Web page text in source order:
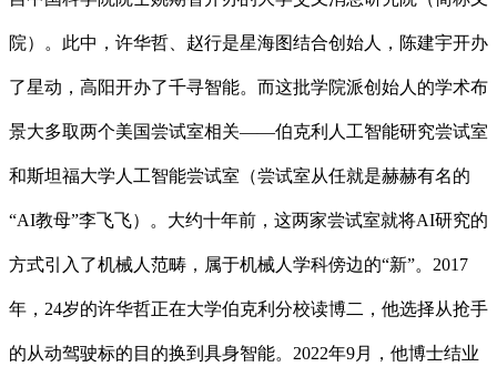
院）。此中，许华哲、赵行是星海图结合创始人，陈建宇开办
了星动，高阳开办了千寻智能。而这批学院派创始人的学术布
景大多取两个美国尝试室相关——伯克利人工智能研究尝试室
和斯坦福大学人工智能尝试室（尝试室从任就是赫赫有名的
“AI教母”李飞飞）。大约十年前，这两家尝试室就将AI研究的
方式引入了机械人范畴，属于机械人学科傍边的“新”。2017
年，24岁的许华哲正在大学伯克利分校读博二，他选择从抢手
的从动驾驶标的目的换到具身智能。2022年9月，他博士结业